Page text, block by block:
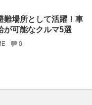
難場所として活躍！車
が可能なクルマ5選
0